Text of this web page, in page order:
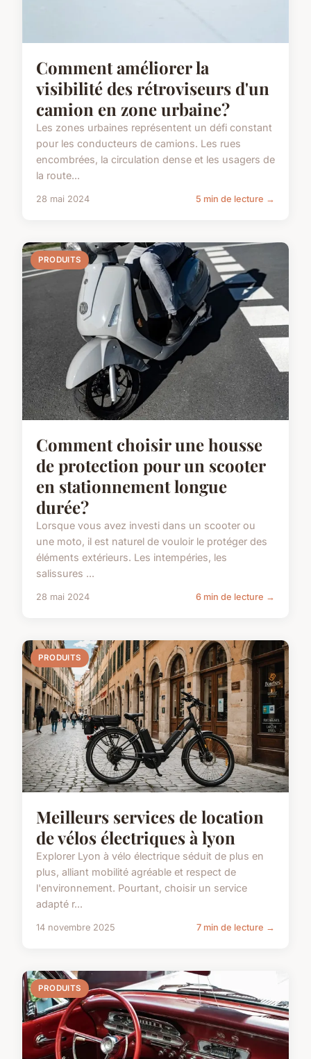
Comment améliorer la
visibilité des rétroviseurs d'un
camion en zone urbaine?
Les zones urbaines représentent un défi constant
pour les conducteurs de camions. Les rues
encombrées, la circulation dense et les usagers de
la route...
28 mai 2024 5 min de lecture →
PRODUITS
Comment choisir une housse
de protection pour un scooter
en stationnement longue
durée?
Lorsque vous avez investi dans un scooter ou
une moto, il est naturel de vouloir le protéger des
éléments extérieurs. Les intempéries, les
salissures ...
28 mai 2024 6 min de lecture →
PRODUITS
Meilleurs services de location
de vélos électriques à lyon
Explorer Lyon à vélo électrique séduit de plus en
plus, alliant mobilité agréable et respect de
l'environnement. Pourtant, choisir un service
adapté r...
14 novembre 2025 7 min de lecture →
PRODUITS